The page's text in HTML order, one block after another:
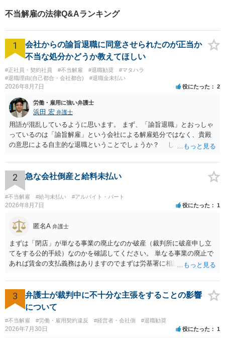
無効であるとして、通知書を送りました。 会社側は、Aさんを退職にしたこ
とについて違法性はないと強く争う姿勢を示してきたため、結果的に、裁判
限り提出していくことで、裁判書もこちら側が主張する問題点を理解してく
れました。 結果としては、訴訟において裁判所からAさんの主張が認められ
るであろう心証が開示されたことから、給与2年分を超える解決金が支払われ
る和解が成立し、無事解決となりました。 ※ご依頼者様の守秘義務の観点か
ら、一部、内容を抽象化して掲載しております。
が再開すると同時に、会社から現実的ではない営業ノルマを課されてしまい
ました。 Aさんは、何とかノルマを達成しようと努力し、一定の成果は上げ
【ベリーベストの対応とその結果】 Aさんの依頼を受け、まずは、弁護士か
ら会社に対して、解雇の撤回を求める通知を送付しました。 ところが会社は
全く応じようとせず、解雇が当然だという主張を繰り返しました。 そこで、
話し合いでの解決は困難と感じたため、早急に裁判手続に移行することとな
りました。 裁判でも、会社はAさんがノルマを達成しなかった、能力がなく
改善の余地もないなどと主張してきました。 しかしながら、 ・そもそもノル
んが一定の成績をあげていたこと などを主張して争った結果、裁判所は、A
さんに対する解雇は法律上無効なものと判断し、Aさんの勝訴となりました。
(解決のポイント) 会社から課されたノルマを達成できなかったことを理由に
解雇と言われてしまうと、自分自身の能力の問題と感じて解雇を受け入れて
しまう人もいるかもしれません。 しかしながら、自分のできる努力をしっか
りしていてもおよそ達成困難なノルマであれば、それは課されているノルマ
められるものではありません。 Aさんが、自身に対する解雇がおかしいと感
じ、早急に弊所に相談に来ていただいたからこそ、無事に弁護士としての助
言・手助けをすることができ、適切な解決に至ることができました。 (解決
金) 裁判の結果、Aさんが解雇を言い渡されて以降の、本来受け取れたはずの
給料分に相当する700万円以上の金額の支払いが命じられ、実際に会社に支払
わせることに成功しました。 ※ご依頼者様の守秘義務の観点から、一部、内
不当解雇の法律Q&Aランキング
1
会社からの諭旨退職に同意させられたのが正当か
不当な処分かどうか教えてほしい
#正社員・契約社員 #不当解雇 #退職勧奨
#マタハラ
#退職理由(自己都合・会社都合)
#退職金未払い
2026年8月7日 役にたった 2
労働・雇用に強い弁護士
浜田 宏 弁護士
用語が混乱しているように思います。 まず、「諭旨退職」とおっしゃ
っているのは「諭旨解雇」という会社による解雇処分ではなく、貴殿
の意思による自主的な退職ということでしょうか？ しかし、記載さ
す。 その場合、解雇には客観的で合理的な理由が必要であり、かつ
解雇という処分が社会通念上相当と認められない限り、解雇は無効で
す。 結局、貴殿のネット炎上の内容や原因、勤務先に与えた影響な
どを具体的に検討しなければ、何とも申し上げることができません。
また、育児休業法関係の問題もあるかもしれません。 ある程度労働
士にご相談下さい。
2 急な会社倒産と給料未払い
#不当解雇 #給与未払い #アルバイト・パート
2026年8月7日 役にたった 1
匿名A 弁護士
まずは「閉店」が単なる事業の廃止なのか破産（裁判所に破産申し立
てをする公的手続）なのかを確認してください。 単なる事業の廃止で
あれば賃金の支払義務はありますのでまずは労基署に相談してくださ
しいかもしれませんが）賃金などの労働債権は他の債務より優先して
支払われます。ただし支払までにかなり時間がかかるでしょう。 さら
に、「独立行政法人労働者健康安全機構 」という公的機関が未払賃金
談コーナー＞ TEL 044-431-8663 相談時間：土日祝日を除く9:15～1
7:00 に相談してみてください。同じように未払となった他の従業員の
3
弁護士が裁判中に不十分な主張をすることの影響
について
#不当解雇 #労働・雇用契約違反 #経営者・会社側 #退職勧奨
2026年7月30日 役にたった 1